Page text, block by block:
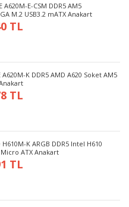
A620M-E-CSM DDR5 AM5
M.2 USB3.2 mATX Anakart
TL
A620M-K DDR5 AMD A620 Soket AM5
TL
K ARGB DDR5 Intel H610
ATX Anakart
TL